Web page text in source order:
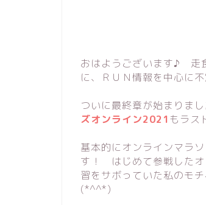
おはようございます♪ 走
に、ＲＵＮ情報を中心に
ついに最終章が始まりま
ズオンライン2021 もラス
基本的にオンラインマラ
す！ はじめて参戦したオ
習をサボっていた私のモ
(*^^*)